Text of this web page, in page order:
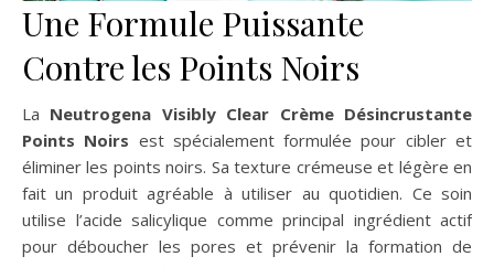
Une Formule Puissante
Contre les Points Noirs
La Neutrogena Visibly Clear Crème Désincrustante
Points Noirs est spécialement formulée pour cibler et
éliminer les points noirs. Sa texture crémeuse et légère en
fait un produit agréable à utiliser au quotidien. Ce soin
utilise l’acide salicylique comme principal ingrédient actif
pour déboucher les pores et prévenir la formation de